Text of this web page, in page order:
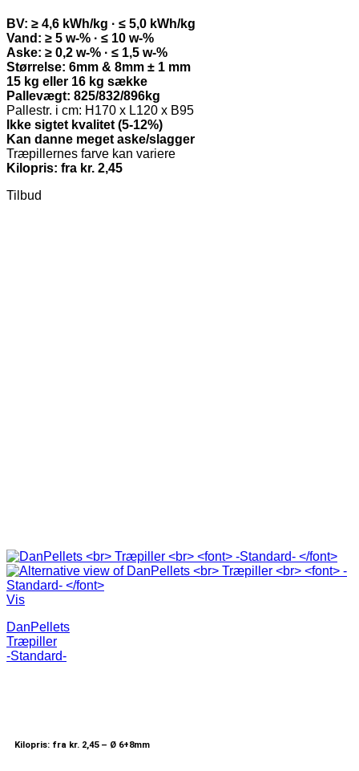
BV: ≥ 4,6 kWh/kg · ≤ 5,0 kWh/kg
Vand: ≥ 5 w-% · ≤ 10 w-%
Aske: ≥ 0,2 w-% · ≤ 1,5 w-%
Størrelse: 6mm & 8mm ± 1 mm
15 kg eller 16 kg sække
Pallevægt: 825/832/896kg
Pallestr. i cm: H170 x L120 x B95
Ikke sigtet kvalitet (5-12%)
Kan danne meget aske/slagger
Træpillernes farve kan variere
Kilopris: fra kr. 2,45
Tilbud
Vis
DanPellets
Træpiller
-Standard-
Kilopris: fra kr. 2,45 – Ø 6+8mm